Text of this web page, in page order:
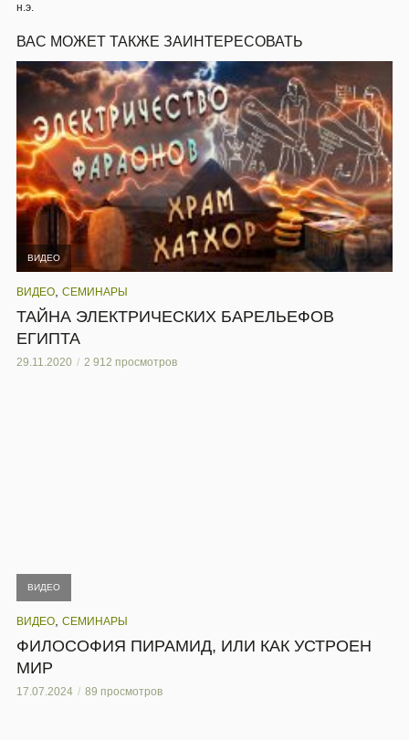
н.э.
ВАС МОЖЕТ ТАКЖЕ ЗАИНТЕРЕСОВАТЬ
ВИДЕО
ВИДЕО СЕМИНАРЫ
ТАЙНА ЭЛЕКТРИЧЕСКИХ БАРЕЛЬЕФОВ
ЕГИПТА
29.11.2020 2 912 просмотров
ВИДЕО
ВИДЕО СЕМИНАРЫ
ФИЛОСОФИЯ ПИРАМИД, ИЛИ КАК УСТРОЕН
МИР
17.07.2024 89 просмотров